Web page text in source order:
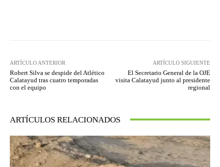
ARTÍCULO ANTERIOR
Robert Silva se despide del Atlético
Calatayud tras cuatro temporadas
con el equipo
ARTÍCULO SIGUIENTE
El Secretario General de la OJE
visita Calatayud junto al presidente
regional
ARTÍCULOS RELACIONADOS